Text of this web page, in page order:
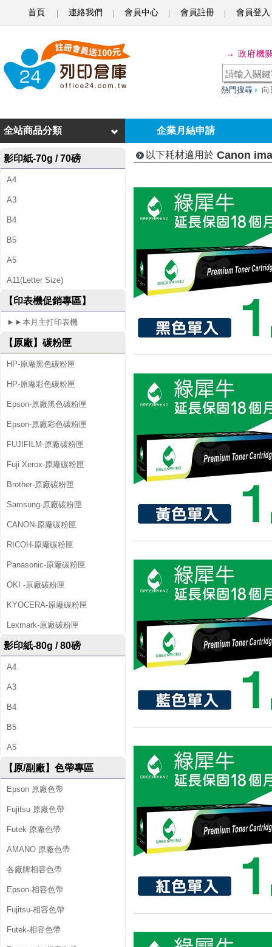
首頁 連絡我們 會員中心 會員註冊 會員登入
n
n
i
m
a
g
N
E
R
A
D
V
A
N
C
E
D
X
C
5
8
6
0
→ 政府機
熱門搜尋 向
企業月結申請
全站商品分類
影印紙-70g / 70磅
A4
A3
B4
B5
A5
A11(Letter Size)
【印表機促銷專區】
►►本月主打印表機
【原廠】碳粉匣
HP-原廠黑色碳粉匣
HP-原廠彩色碳粉匣
Epson-原廠黑色碳粉匣
Epson-原廠彩色碳粉匣
FUJIFILM-原廠碳粉匣
Fuji Xerox-原廠碳粉匣
Brother-原廠碳粉匣
Samsung-原廠碳粉匣
CANON-原廠碳粉匣
RICOH-原廠碳粉匣
Panasonic-原廠碳粉匣
OKI -原廠碳粉匣
KYOCERA-原廠碳粉匣
Lexmark-原廠碳粉匣
影印紙-80g / 80磅
A4
A3
B4
B5
A5
【原/副廠】色帶專區
Epson 原廠色帶
Fujitsu 原廠色帶
Futek 原廠色帶
AMANO 原廠色帶
各廠牌相容色帶
Epson-相容色帶
Fujitsu-相容色帶
Futek-相容色帶
以下耗材適用於 Canon